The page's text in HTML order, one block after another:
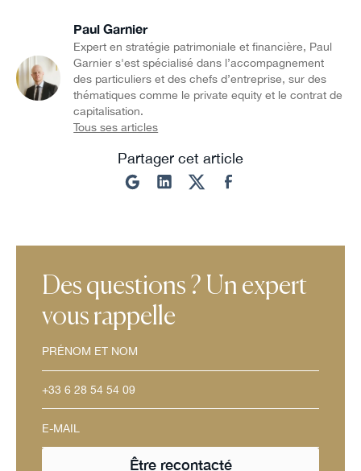
Paul Garnier
Expert en stratégie patrimoniale et financière, Paul
Garnier s'est spécialisé dans l’accompagnement
des particuliers et des chefs d’entreprise, sur des
thématiques comme le private equity et le contrat de
capitalisation.
Tous ses articles
Partager cet article
Des questions ? Un expert
vous rappelle